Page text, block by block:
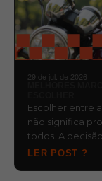
29 de jul. de 2026
Escolher entre
não significa
todos. A
LER POST ?